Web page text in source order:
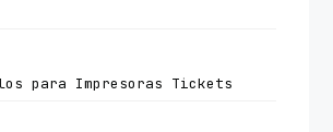
para Impresoras Tickets